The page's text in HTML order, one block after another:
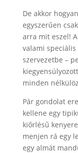
De akkor
egyszerűen
arra mit eszel!
valami
szervezetbe –
minden
Pár gondolat
kellene egy
kiőrlésű
menjen rá egy
egy almát